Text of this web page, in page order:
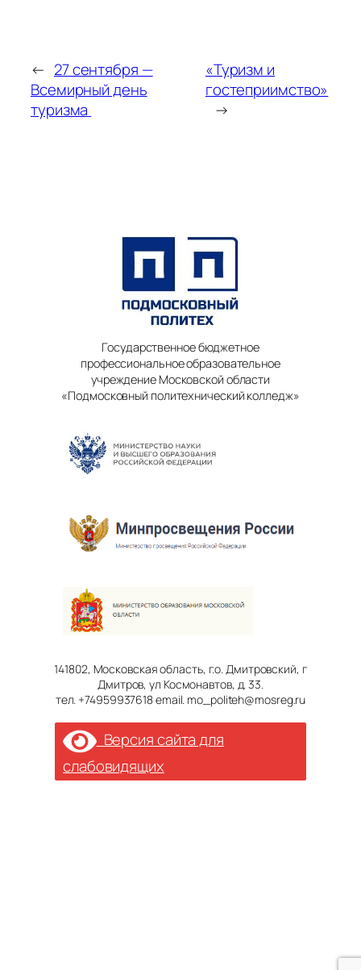
← 27 сентября —
Всемирный день
туризма
«Туризм и
гостеприимство»
→
Государственное бюджетное
профессиональное образовательное
учреждение Московской области
«Подмосковный политехнический колледж»
141802, Московская область, г.о. Дмитровский, г
Дмитров, ул Космонавтов, д. 33.
тел. +74959937618 email. mo_politeh@mosreg.ru
Версия сайта для
слабовидящих